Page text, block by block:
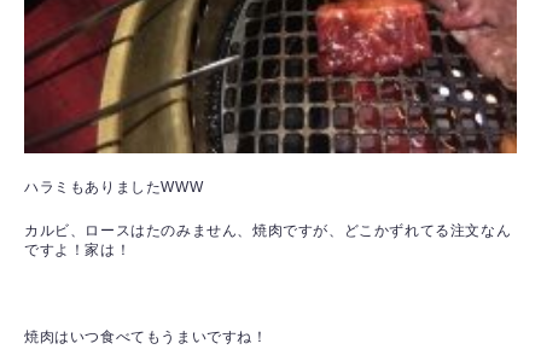
ハラミもありましたWWW
カルビ、ロースはたのみません、焼肉ですが、どこかずれてる注文なん
ですよ！家は！
焼肉はいつ食べてもうまいですね！